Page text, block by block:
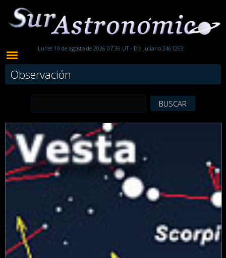
Lunes 10 de agosto de 2026 07:36 UT - Día Juliano 2461263
Observación
BUSCAR